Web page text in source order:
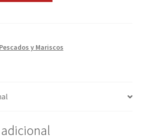
Pescados y Mariscos